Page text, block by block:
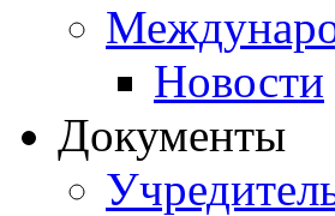
Новости
Документы